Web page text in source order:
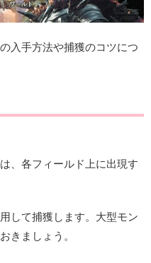
入手方法や捕獲のコツにつ
、各フィールド上に出現す
して捕獲します。大型モン
きましょう。